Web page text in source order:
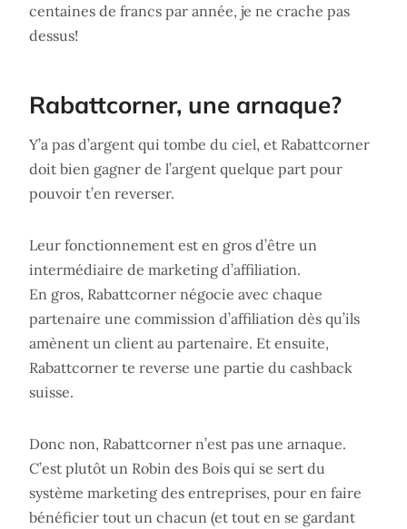
centaines de francs par année, je ne crache pas
dessus!
Rabattcorner, une arnaque?
Y’a pas d’argent qui tombe du ciel, et Rabattcorner
doit bien gagner de l’argent quelque part pour
pouvoir t’en reverser.
Leur fonctionnement est en gros d’être un
intermédiaire de marketing d’affiliation.
En gros, Rabattcorner négocie avec chaque
partenaire une commission d’affiliation dès qu’ils
amènent un client au partenaire. Et ensuite,
Rabattcorner te reverse une partie du cashback
suisse.
Donc non, Rabattcorner n’est pas une arnaque.
C’est plutôt un Robin des Bois qui se sert du
système marketing des entreprises, pour en faire
bénéficier tout un chacun (et tout en se gardant